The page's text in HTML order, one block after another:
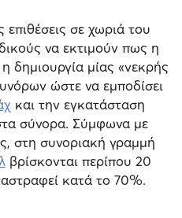
επιθέσεις σε χωριά του
να εκτιμούν πως η
δημιουργία μίας «νεκρής
ώστε να εμποδίσει
και την εγκατάσταση
σύνορα. Σύμφωνα με
στη συνοριακή γραμμή
βρίσκονται περίπου 20
κατά το 70%.